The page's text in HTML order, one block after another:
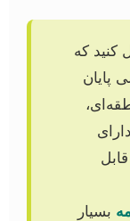
کنید که
پایان
بسیار